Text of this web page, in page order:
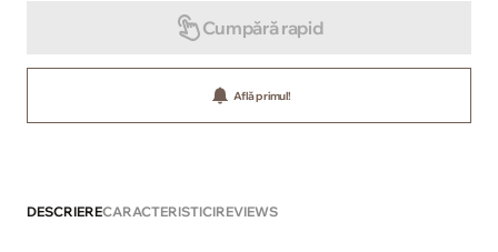
Cumpără rapid
Află primul!
DESCRIERECARACTERISTICIREVIEWS